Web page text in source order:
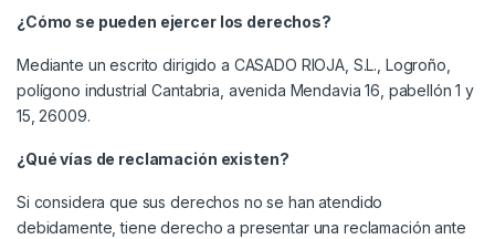
¿Cómo se pueden ejercer los derechos?
Mediante un escrito dirigido a CASADO RIOJA, S.L., Logroño,
polígono industrial Cantabria, avenida Mendavia 16, pabellón 1 y
15, 26009.
¿Qué vías de reclamación existen?
Si considera que sus derechos no se han atendido
debidamente, tiene derecho a presentar una reclamación ante